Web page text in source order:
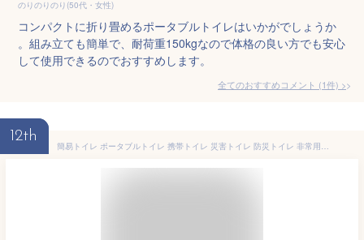
のりのりのり(50代・女性)
コンパクトに折り畳めるポータブルトイレはいかがでしょうか
。組み立ても簡単で、耐荷重150kgなので体格の良い方でも安心
して使用できるのでおすすめします。
全てのおすすめコメント (1件) >
12th
簡易トイレ ポータブルトイレ 携帯トイレ 災害トイレ 防災トイレ 非常用トイレ 防災グッズ 防災セット 大便 アウトドア キャンプ 登山 釣り 車 渋滞 防水 排泄処理袋10枚付 耐荷重200kg HAMAONE(ハマワン)